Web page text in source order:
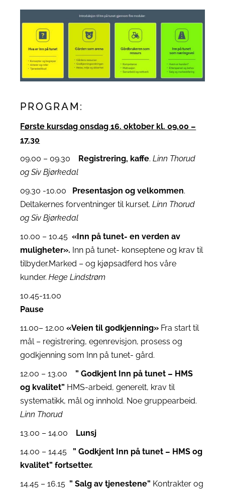
PROGRAM:
Første kursdag onsdag 16. oktober kl. 09.00 –
17.30
09.00 – 09.30 Registrering, kaffe.Linn Thorud
og Siv Bjørkedal
09.30 -10.00 Presentasjon og velkommen.
Deltakernes forventninger til kurset.Linn Thorud
og Siv Bjørkedal
10.00 – 10.45«Inn på tunet- en verden av
muligheter». Inn på tunet- konseptene og krav til
tilbyder.Marked – og kjøpsadferd hos våre
kunder.Hege Lindstrøm
10.45-11.00
Pause
11.00– 12.00«Veien til godkjenning» Fra start til
mål – registrering, egenrevisjon, prosess og
godkjenning som Inn på tunet- gård.
12.00 – 13.00” Godkjent Inn på tunet – HMS
og kvalitet” HMS-arbeid, generelt, krav til
systematikk, mål og innhold. Noe gruppearbeid.
Linn Thorud
13.00 – 14.00 Lunsj
14.00 – 14.45” Godkjent Inn på tunet – HMS og
kvalitet” fortsetter.
14.45 – 16.15” Salg av tjenestene” Kontrakter og